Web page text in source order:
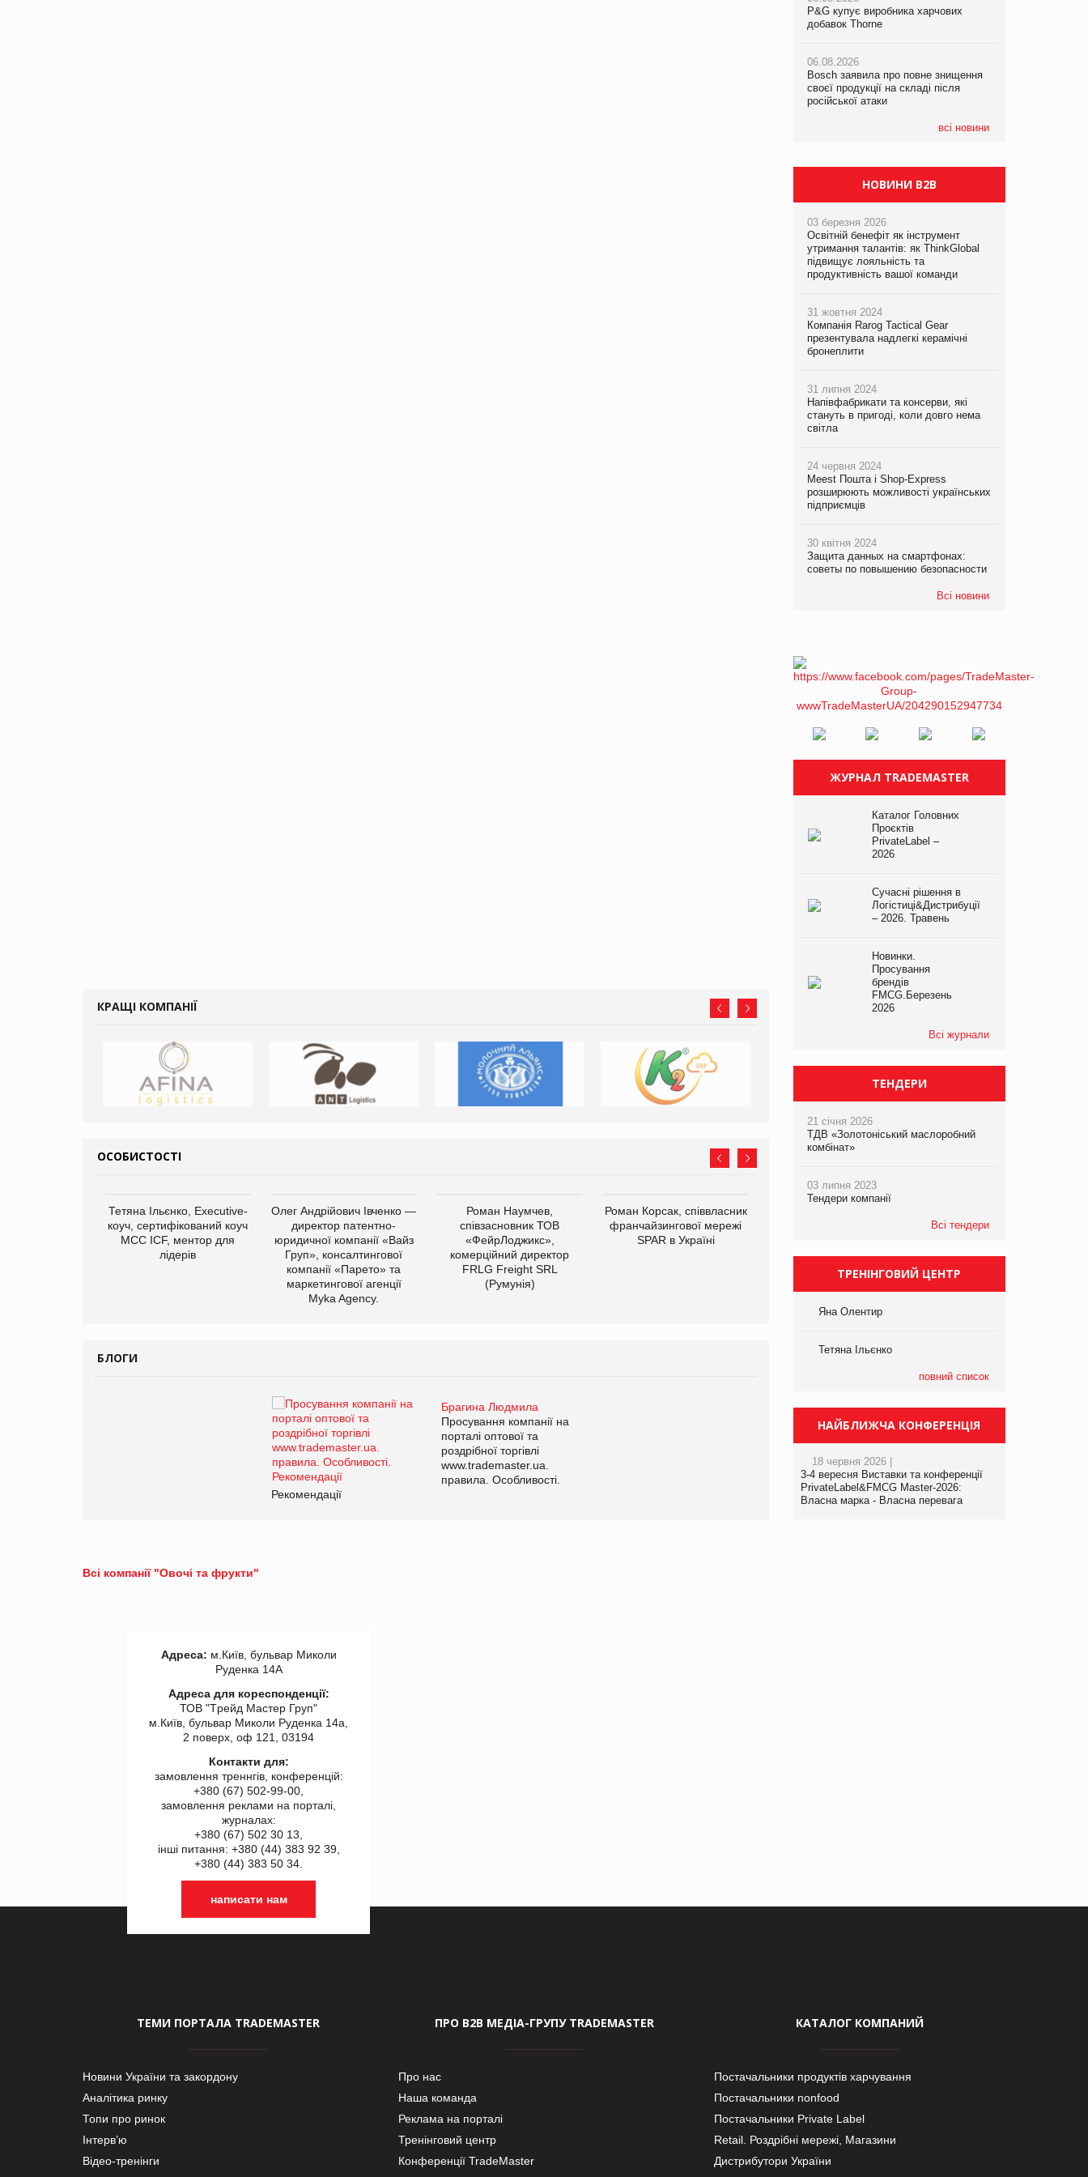
КРАЩІ КОМПАНІЇ
ОСОБИСТОСТІ
Тетяна Ільєнко, Executive-
коуч, сертифікований коуч
МСС ICF, ментор для
лідерів
Олег Андрійович Івченко —
директор патентно-
юридичної компанії «Вайз
Груп», консалтингової
компанії «Парето» та
маркетингової агенції
Myka Agency.
Роман Наумчев,
співзасновник ТОВ
«ФейрЛоджикс»,
комерційний директор
FRLG Freight SRL
(Румунія)
Роман Корсак, співвласник
франчайзингової мережі
SPAR в Україні
виробництва
компанії «УкраМарин»
БЛОГИ
Брагина Людмила
Просування компанії на
порталі оптової та
роздрібної торгівлі
www.trademaster.ua.
правила. Особливості.
Рекомендації
Брагина Людмила
Просування компанії на
правила. Особливості.
Рекомендації
Всі компанії "Овочі та фрукти"
P&G купує виробника харчових
добавок Thorne
06.08.2026
Bosch заявила про повне знищення
своєї продукції на складі після
російської атаки
всі новини
у VARUS з’явилися новинки від ТМ
ТОКЕРИ
Сергій Лісунов про заморожені
P&G купує виробника харчових
добавок Thorne
06.08.2026
Bosch заявила про повне знищення
своєї продукції на складі після
російської атаки
НОВИНИ B2B
03 березня 2026
Освітній бенефіт як інструмент
утримання талантів: як ThinkGlobal
підвищує лояльність та
продуктивність вашої команди
31 жовтня 2024
Компанія Rarog Tactical Gear
презентувала надлегкі керамічні
бронеплити
31 липня 2024
Напівфабрикати та консерви, які
стануть в пригоді, коли довго нема
світла
24 червня 2024
Meest Пошта і Shop-Express
розширюють можливості українських
підприємців
30 квітня 2024
Защита данных на смартфонах:
советы по повышению безопасности
Всі новини
ЖУРНАЛ TRADEMASTER
Каталог Головних
Проєктів
PrivateLabel –
2026
Сучасні рішення в
Логістиці&Дистрибуції
– 2026. Травень
Новинки.
Просування
брендів
FMCG.Березень
2026
Всі журнали
ТЕНДЕРИ
21 січня 2026
ТДВ «Золотоніський маслоробний
комбінат»
03 липня 2023
Тендери компанії
Всі тендери
ТРЕНІНГОВИЙ ЦЕНТР
Яна Олентир
Тетяна Ільєнко
повний список
НАЙБЛИЖЧА КОНФЕРЕНЦІЯ
18 червня 2026 |
3-4 вересня Виставки та конференції
PrivateLabel&FMCG Master-2026:
Власна марка - Власна перевага
Адреса: м.Київ, бульвар Миколи
Руденка 14А
Адреса для кореспонденції:
ТОВ "Tрейд Мастер Груп"
м.Київ, бульвар Миколи Руденка 14а,
2 поверх, оф 121, 03194
Контакти для:
замовлення треннгів, конференцій:
+380 (67) 502-99-00,
замовлення реклами на порталі,
журналах:
+380 (67) 502 30 13,
інші питання: +380 (44) 383 92 39,
+380 (44) 383 50 34.
написати нам
ТЕМИ ПОРТАЛА TRADEMASTER
Новини України та закордону
Аналітика ринку
Топи про ринок
Інтерв’ю
Відео-тренінги
ПРО В2В МЕДІА-ГРУПУ TRADEMASTER
Про нас
Наша команда
Реклама на порталі
Тренінговий центр
Конференції TradeMaster
КАТАЛОГ КОМПАНИЙ
Постачальники продуктів харчування
Постачальники nonfood
Постачальники Private Label
Retail. Роздрібні мережі, Магазини
Дистрибутори України